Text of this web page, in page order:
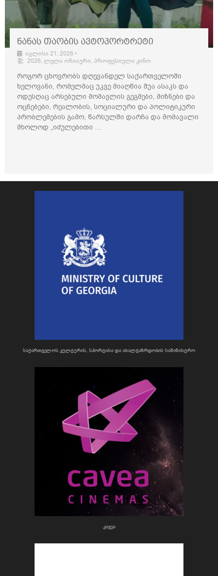
ნანას თაობის ავტოპორტრეტი
ივლისი 21, 2026 •
2026, ლელა ოჩიაური, პროფესიული კინო
როგორ ცხოვრობს დღევანდელ საქართველოში
ხელოვანი, რომელმაც უკვე მიაღწია შუა ასაკს და
ოდესღაც არსებული მომავლის გეგმები, მიზნები და
ოცნებები, რეალობის, სოციალური და პოლიტიკური
პრობლემების გამო, წარსულში დარჩა და მომავალი
მხოლოდ „იძულებითი …
საქართველოს კულტურის, სპორტისა და ახალგაზრდობის სამინისტრო
კავეა